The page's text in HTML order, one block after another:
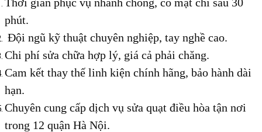
phút.
Đội ngũ kỹ thuật chuyên nghiệp, tay nghề cao.
Chi phí sửa chữa hợp lý, giá cả phải chăng.
Cam kết thay thế linh kiện chính hãng, bảo hành dài
hạn.
Chuyên cung cấp dịch vụ sửa quạt điều hòa tận nơi
trong 12 quận Hà Nội.